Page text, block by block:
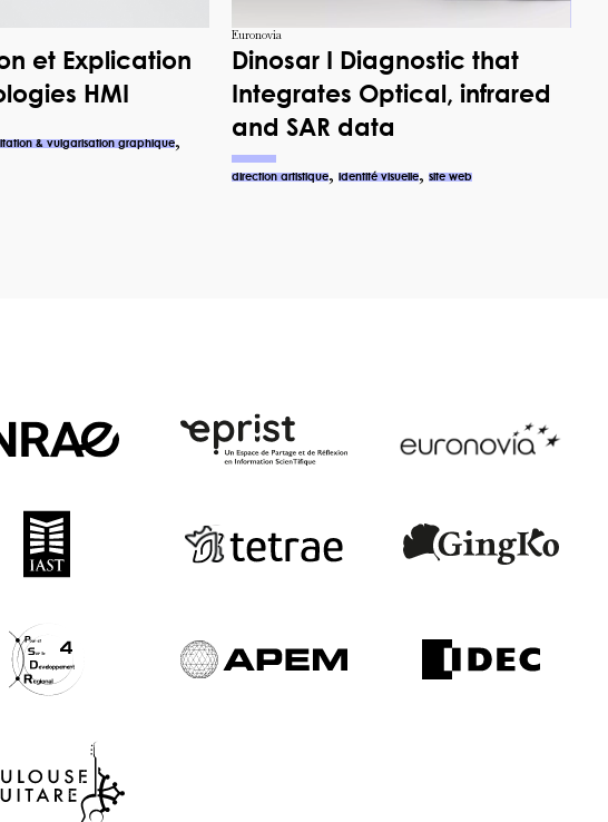
et Explication
HMI
& vulgarisation graphique,
Euronovia
Dinosar I Diagnostic that
Integrates Optical, infrared
and SAR data
direction artistique,identité visuelle,site web